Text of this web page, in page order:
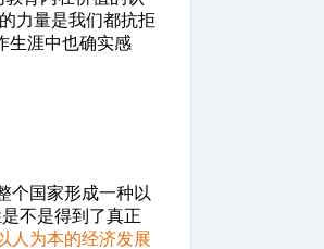
力量是我们都抗拒
生涯中也确实感
个国家形成一种以
不是得到了真正
人为本的经济发展